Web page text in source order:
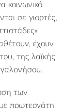
κοινωνικό
σε γιορτές,
έχουν
της λαϊκής
των
πρωτεργάτη